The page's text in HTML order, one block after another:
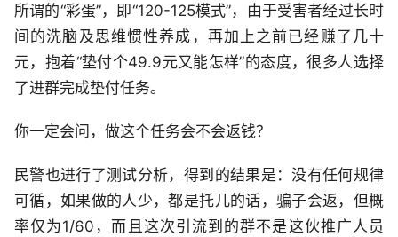
所谓的“彩蛋”，即“120-125模式”，由于受害者经过长时
间的洗脑及思维惯性养成，再加上之前已经赚了几十
元，抱着“垫付个49.9元又能怎样”的态度，很多人选择
了进群完成垫付任务。
你一定会问，做这个任务会不会返钱？
民警也进行了测试分析，得到的结果是：没有任何规律
可循，如果做的人少，都是托儿的话，骗子会返，但概
率仅为1/60，而且这次引流到的群不是这伙推广人员